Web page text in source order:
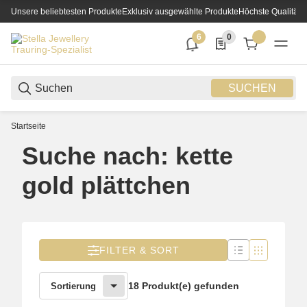
Unsere beliebtesten ProdukteExklusiv ausgewählte ProdukteHöchste Qualität
SUCHEN
6
6 neue Notifizierungen
0
0 Produkte in der
Startseite
Suche nach: kette
gold plättchen
FILTER & SORT
Sortierung 18 Produkt(e) gefunden